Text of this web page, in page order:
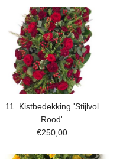
11. Kistbedekking 'Stijlvol
Rood'
€250,00